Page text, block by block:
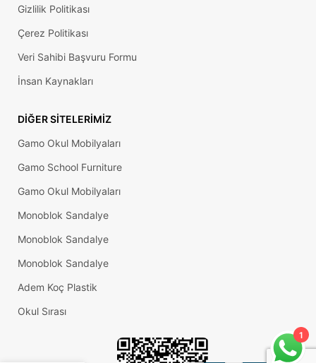
Gizlilik Politikası
Çerez Politikası
Veri Sahibi Başvuru Formu
İnsan Kaynakları
DIĞER SITELERIMIZ
Gamo Okul Mobilyaları
Gamo School Furniture
Gamo Okul Mobilyaları
Monoblok Sandalye
Monoblok Sandalye
Monoblok Sandalye
Adem Koç Plastik
Okul Sırası
1